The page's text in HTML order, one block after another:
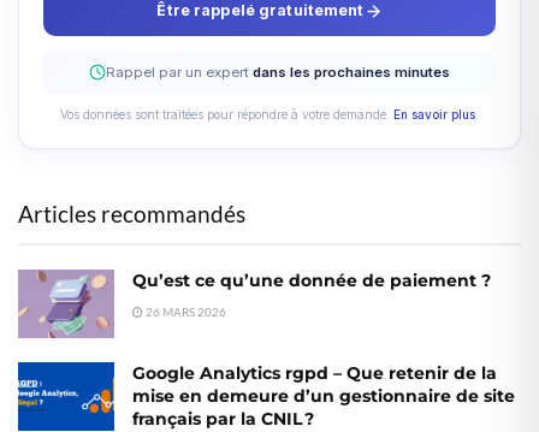
Être rappelé gratuitement
Rappel par un expert dans les prochaines minutes
Vos données sont traitées pour répondre à votre demande. En savoir plus
Articles recommandés
Qu’est ce qu’une donnée de paiement ?
26 MARS 2026
Google Analytics rgpd – Que retenir de la
mise en demeure d’un gestionnaire de site
français par la CNIL ?